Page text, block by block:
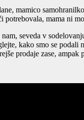
mamico
potrebovala, mama ni
seveda v
kako smo se podali
prodaje zase,